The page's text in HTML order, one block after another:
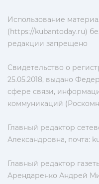
Использование
(https://kubantoday.ru)
редакции запрещено
Свидетельство о
25.05.2018, выдано
сфере связи,
коммуникаций
Главный редактор
Александровна, почта:
Главный редактор
Арендаренко Андрей